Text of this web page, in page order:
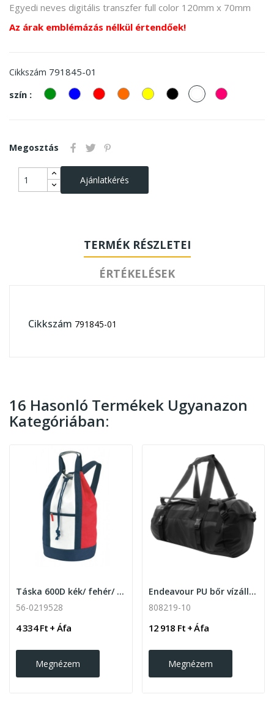
Egyedi neves digitális transzfer full color 120mm x 70mm
Az árak emblémázás nélkül értendőek!
Cikkszám 791845-01
szín :
zöld kek piros Narancssárga
SárgaFeketefehér Pink
Megosztás
Ajánlatkérés
TERMÉK RÉSZLETEI
ÉRTÉKELÉSEK
Cikkszám 791845-01
16 Hasonló Termékek Ugyanazon
Kategóriában:
Táska 600D kék/ fehér/ piros
56-0219528
4 334 Ft + Áfa
Megnézem
Endeavour PU bőr vízálló sport hátizsák, fekete
808219-10
12 918 Ft + Áfa
Megnézem